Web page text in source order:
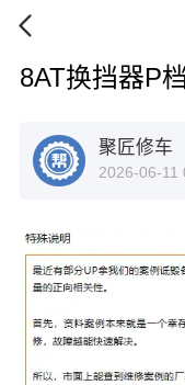
8AT换挡器P
聚匠修车
2026-06-11